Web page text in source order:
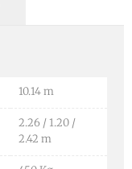
10.14 m
2.26 / 1.20 /
2.42 m